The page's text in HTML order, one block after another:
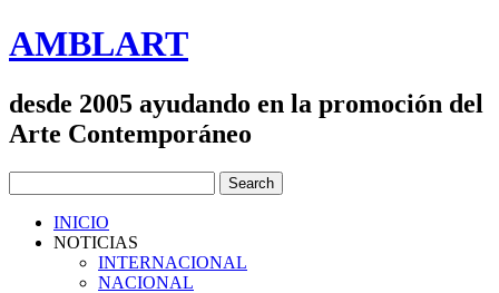
AMBLART
desde 2005 ayudando en la promoción del
Arte Contemporáneo
INICIO
NOTICIAS
INTERNACIONAL
NACIONAL